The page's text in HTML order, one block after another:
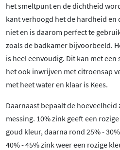
het smeltpunt en de dichtheid
kant verhoogd het de hardheid en
niet en is daarom perfect te
zoals de badkamer bijvoorbeeld.
is heel eenvoudig. Dit kan met
het ook inwrijven met citroensap
met heet water en klaar is Kees.
Daarnaast bepaalt de
messing. 10% zink geeft een
goud kleur, daarna rond 25% -
40% - 45% zink weer een rozige